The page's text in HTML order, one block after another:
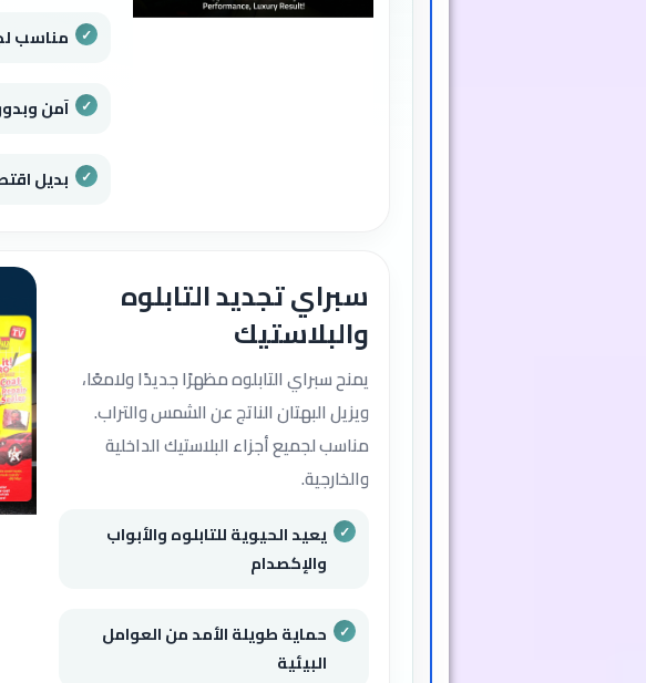
مناسب
آمن
بديل
سبراي تجديد التابلوه
والبلاستيك
يمنح سبراي التابلوه مظهرًا جديدًا ولامعًا،
ويزيل البهتان الناتج عن الشمس والتراب.
مناسب لجميع أجزاء البلاستيك الداخلية
والخارجية.
يعيد الحيوية للتابلوه والأبواب
والإكصدام
حماية طويلة الأمد من العوامل
البيئية